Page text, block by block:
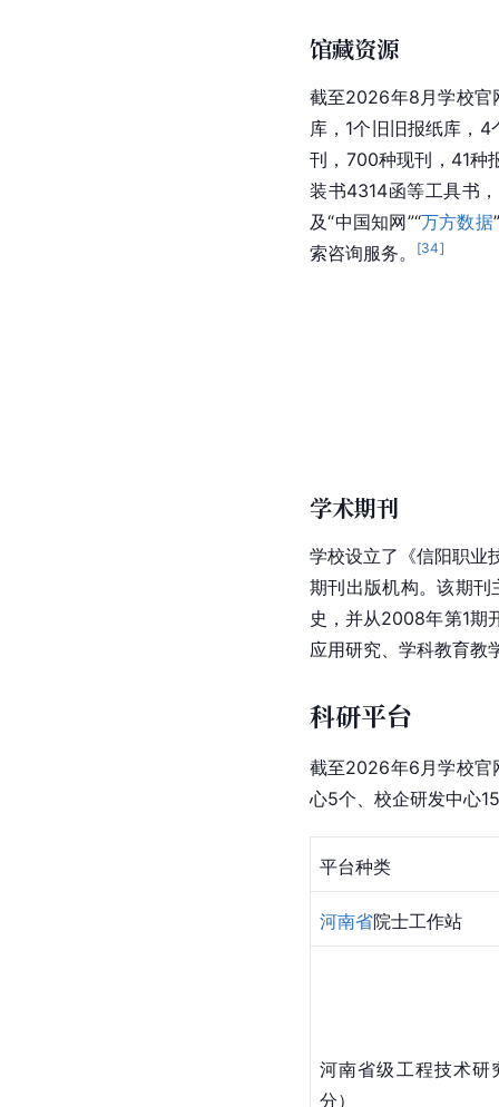
馆藏资源
截至2026年8月学校官
库，1个旧旧报纸库，
刊，700种现刊，41种
装书4314函等工具书
及“中国知网”“万方数据
索咨询服务。
[34]
学术期刊
学校设立了《信阳职业
期刊出版机构。该期
史，并从2008年第1期
应用研究、学科教育教
科研平台
截至2026年6月学校官
心5个、校企研发中心
平台种类
河南省院士工作站
河南省级工程技术研
分）